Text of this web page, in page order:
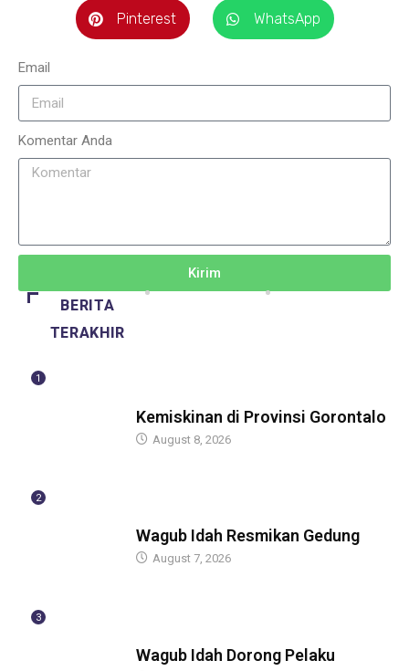
Pinterest WhatsApp
Email
Komentar Anda
Kirim
BERITA
TERAKHIR
1
Kemiskinan di Provinsi Gorontalo
August 8, 2026
2
Wagub Idah Resmikan Gedung
August 7, 2026
3
Wagub Idah Dorong Pelaku